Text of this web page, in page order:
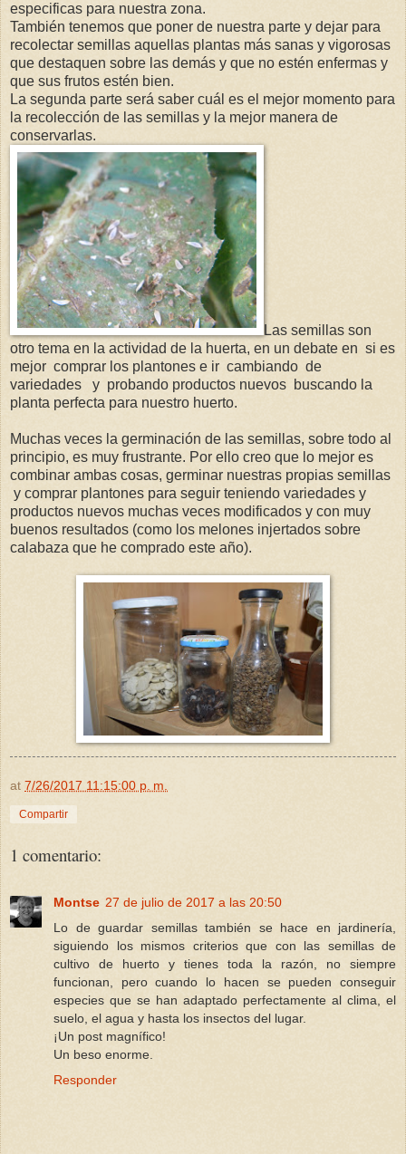
especificas para nuestra zona.
También tenemos que poner de nuestra parte y dejar para
recolectar semillas aquellas plantas más sanas y vigorosas
que destaquen sobre las demás y que no estén enfermas y
que sus frutos estén bien.
La segunda parte será saber cuál es el mejor momento para
la recolección de las semillas y la mejor manera de
conservarlas.
Las semillas son
otro tema en la actividad de la huerta, en un debate en si es
mejor comprar los plantones e ir cambiando de
variedades y probando productos nuevos buscando la
planta perfecta para nuestro huerto.
Muchas veces la germinación de las semillas, sobre todo al
principio, es muy frustrante. Por ello creo que lo mejor es
combinar ambas cosas, germinar nuestras propias semillas
y comprar plantones para seguir teniendo variedades y
productos nuevos muchas veces modificados y con muy
buenos resultados (como los melones injertados sobre
calabaza que he comprado este año).
at 7/26/2017 11:15:00 p. m.
Compartir
1 comentario:
Montse 27 de julio de 2017 a las 20:50
Lo de guardar semillas también se hace en jardinería,
siguiendo los mismos criterios que con las semillas de
cultivo de huerto y tienes toda la razón, no siempre
funcionan, pero cuando lo hacen se pueden conseguir
especies que se han adaptado perfectamente al clima, el
suelo, el agua y hasta los insectos del lugar.
¡Un post magnífico!
Un beso enorme.
Responder